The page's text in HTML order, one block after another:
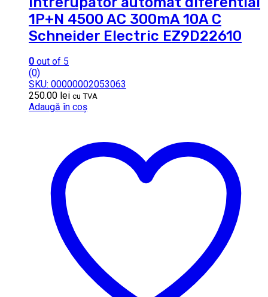
1P+N 4500 AC 300mA 10A C
Schneider Electric EZ9D22610
0 out of 5
(0)
SKU: 00000002053063
250.00 lei cu TVA
Adaugă în coș